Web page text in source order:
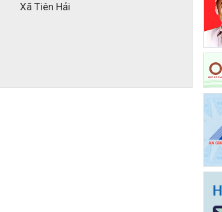
Xã Tiên Hải